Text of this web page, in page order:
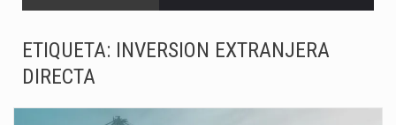
Solo el 17.8 % de las empresas en México se considera totalmente preparada para la…
ETIQUETA: INVERSION EXTRANJERA
DIRECTA